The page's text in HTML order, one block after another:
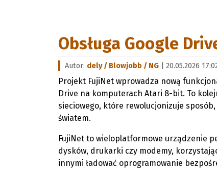
Obsługa Google
Autor: dely / Blowjobb / NG | 20.05.2026
Projekt FujiNet wprowadza nową
Drive na komputerach Atari 8-bit. To
sieciowego, które rewolucjonizuje
światem.
FujiNet to wieloplatformowe urządzenie
dysków, drukarki czy modemy,
innymi ładować oprogramowanie